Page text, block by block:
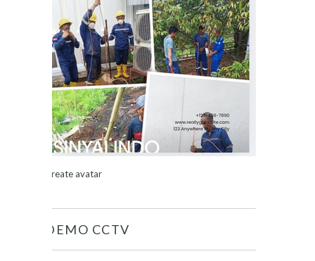
Create avatar
DEMO CCTV